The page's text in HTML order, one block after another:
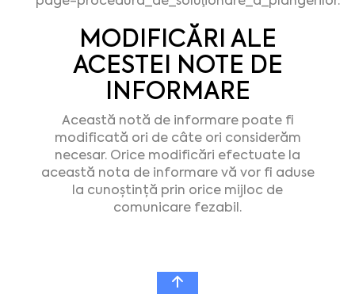
MODIFICĂRI ALE
ACESTEI NOTE DE
INFORMARE
Această notă de informare poate fi
modificată ori de câte ori considerăm
necesar. Orice modificări efectuate la
această nota de informare vă vor fi aduse
la cunoștință prin orice mijloc de
comunicare fezabil.